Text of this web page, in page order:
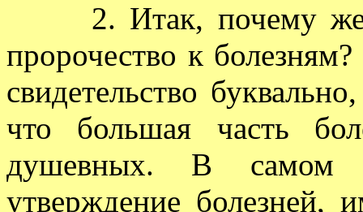
2. Итак, почему же
пророчество к
свидетельство
что большая часть
душевных. В самом
утверждение болезней,